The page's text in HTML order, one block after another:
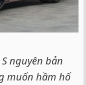
nguyên bản
muốn hầm hố